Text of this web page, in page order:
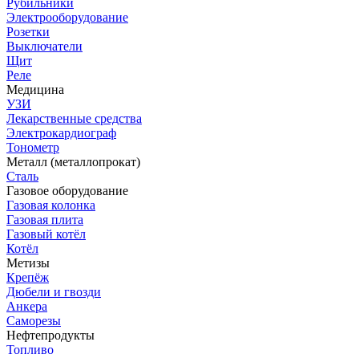
Рубильники
Электрооборудование
Розетки
Выключатели
Щит
Реле
Медицина
УЗИ
Лекарственные средства
Электрокардиограф
Тонометр
Металл (металлопрокат)
Сталь
Газовое оборудование
Газовая колонка
Газовая плита
Газовый котёл
Котёл
Метизы
Крепёж
Дюбели и гвозди
Анкера
Саморезы
Нефтепродукты
Топливо